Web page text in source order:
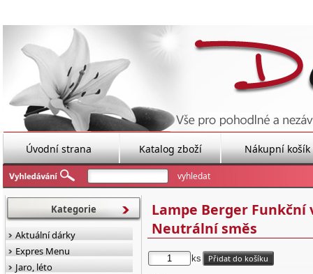
Úvodní strana Katalog zboží Nákupní košík
Lampe Berger
Neutrální směs
ks
Kategorie
Aktuální dárky
Expres Menu
Jaro, léto